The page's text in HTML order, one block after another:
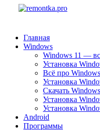
Главная
Windows
Windows 11 —
Установка
Всё про
Установка
Скачать
Установка
Установка
Android
Программы